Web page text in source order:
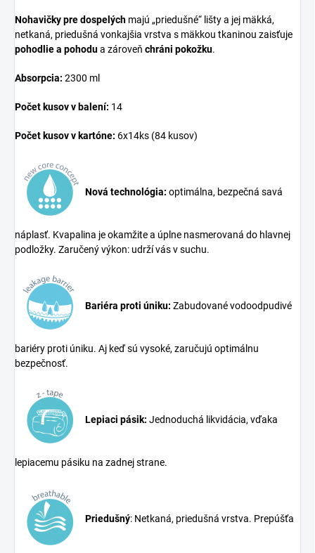
Nohavičky pre dospelých majú „priedušné“ lišty a jej mäkká,
netkaná, priedušná vonkajšia vrstva s mäkkou tkaninou zaisťuje
pohodlie a pohodua zároveň chráni pokožku.
Absorpcia: 2300 ml
Počet kusov v balení: 14
Počet kusov v kartóne: 6x14ks (84 kusov)
Nová technológia: optimálna, bezpečná savá
náplasť. Kvapalina je okamžite a úplne nasmerovaná do hlavnej
podložky. Zaručený výkon: udrží vás v suchu.
Bariéra proti úniku: Zabudované vodoodpudivé
bariéry proti úniku. Aj keď sú vysoké, zaručujú optimálnu
bezpečnosť.
Lepiaci pásik: Jednoduchá likvidácia, vďaka
lepiacemu pásiku na zadnej strane.
Priedušný: Netkaná, priedušná vrstva. Prepúšťa